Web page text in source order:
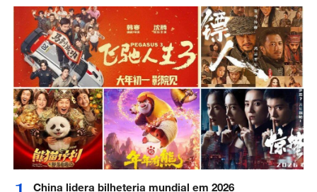
China lidera bilheteria mundial em 2026